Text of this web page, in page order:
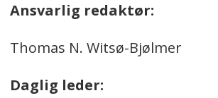
Ansvarlig redaktør:
Thomas N. Witsø-Bjølmer
Daglig leder: